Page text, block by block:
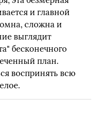
и главной
сложна и
выглядит
бесконечного
план.
воспринять всю